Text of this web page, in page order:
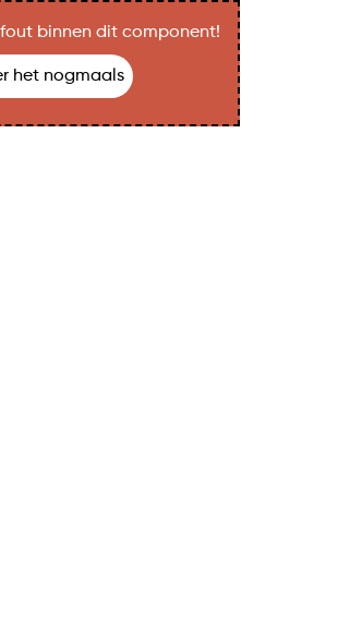
binnen dit component!
het nogmaals